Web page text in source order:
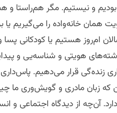
و‌ نیستیم. مگر هم‌راستا و
همان خانه‌واده را می‌گیریم یا
ام‌روز هستیم یا کودکانی پسا
هویتی و شناسه‌یی و
زنده‌گی قرار می‌دهیم. پاس‌داری
که زبان مادری ‌و گویش‌وری ما
آن‌چه از دیدگاه اجتماعی و